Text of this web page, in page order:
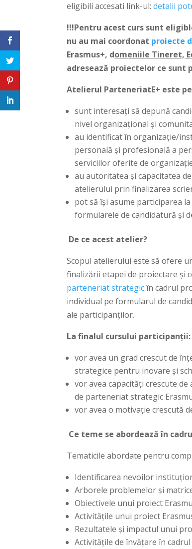
eligibili accesati link-ul:detalii
!!!Pentru acest curs sunt
nu au mai coordonat proiecte
Erasmus+, domeniile Tineret,
adresează proiectelor ce sunt
Atelierul ParteneriatE+ este
sunt interesați să depună
nivel organizațional și
au identificat în organizație/
personală şi profesională a
serviciilor oferite de
au autoritatea și capacitatea
atelierului prin finalizarea
pot să își asume participarea
formularele de candidatură şi
De ce acest atelier?
Scopul atelierului este să ofere
finalizării etapei de proiectare și
parteneriat strategicîn cadrul
individual pe formularul de
ale participanților.
La finalul cursului participanții:
vor avea un grad crescut de
strategice pentru inovare și
vor avea capacități crescute
de parteneriat strategic
vor avea o motivație crescută
Ce teme se abordează în
Tematicile abordate pentru
Identificarea nevoilor
Arborele problemelor şi
Obiectivele unui proiect
Activitățile unui proiect
Rezultatele și impactul unui
Activitățile de învățare în